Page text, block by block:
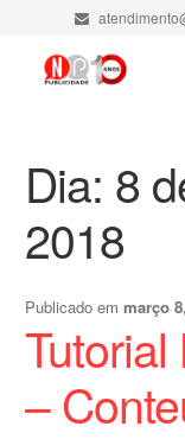
Dia: 8
2018
Publicado emmarço
–